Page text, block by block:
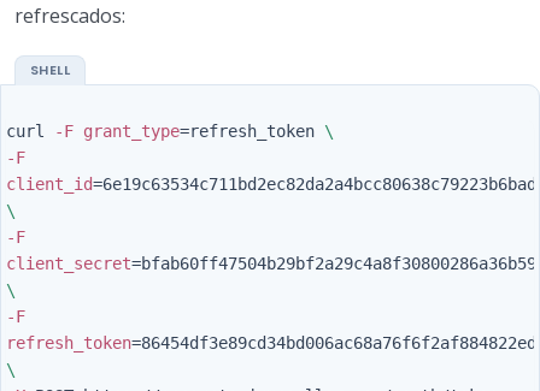
refrescados:
curl -F grant_type=refresh_token \
-F
client_id=
\
-F
client_secret=
\
-F
refresh_token=
\